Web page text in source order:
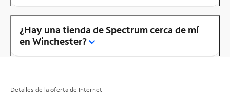
¿Hay una tienda de Spectrum cerca de mí
en Winchester?
Detalles de la oferta de Internet